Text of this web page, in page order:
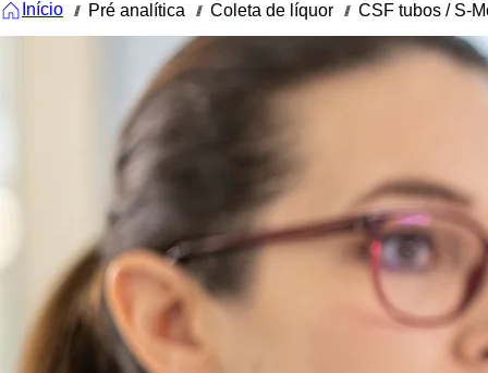
Início /// Pré analítica /// Coleta de líquor /// CSF tubos / S-